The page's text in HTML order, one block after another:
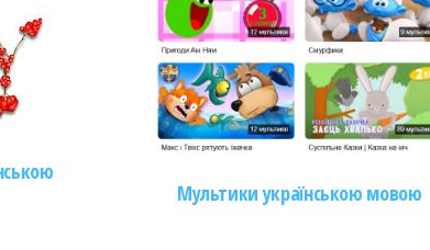
Мультики українською мовою